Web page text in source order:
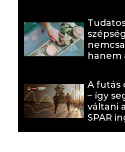
hanem
A futás
– így
váltani
SPAR